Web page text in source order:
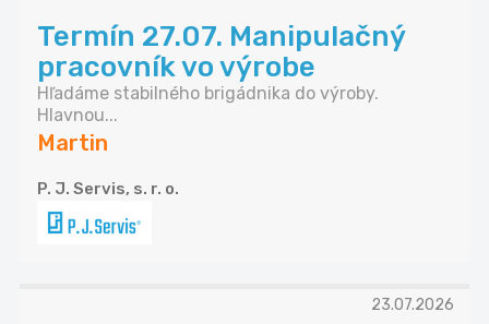
Termín 27.07. Manipulačný
pracovník vo výrobe
Hľadáme stabilného brigádnika do výroby.
Hlavnou...
Martin
P. J. Servis, s. r. o.
23.07.2026